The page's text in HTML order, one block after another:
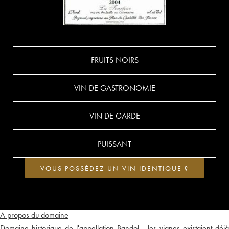
A propos du domaine
FRUITS NOIRS
VIN DE GASTRONOMIE
VIN DE GARDE
PUISSANT
VOUS POSSÉDEZ UN VIN IDENTIQUE ?